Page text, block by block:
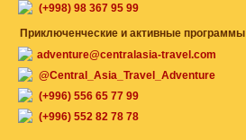
(+998) 98 367 95 99
Приключенческие и активные программы
adventure@centralasia-travel.com
@Central_Asia_Travel_Adventure
(+996) 556 65 77 99
(+996) 552 82 78 78